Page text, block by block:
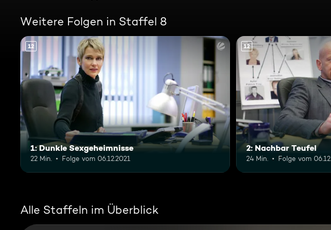
Weitere Folgen in Staffel 8
12
1: Dunkle Sexgeheimnisse
22 Min. Folge vom 06.12.2021
12
2: Nachbar Teufel
24 Min. Folge vom
Alle Staffeln im Überblick